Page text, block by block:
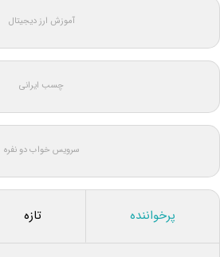
آموزش ارز دیجیتال
چسب ایرانی
سرویس خواب دو نفره
پرخواننده تازه